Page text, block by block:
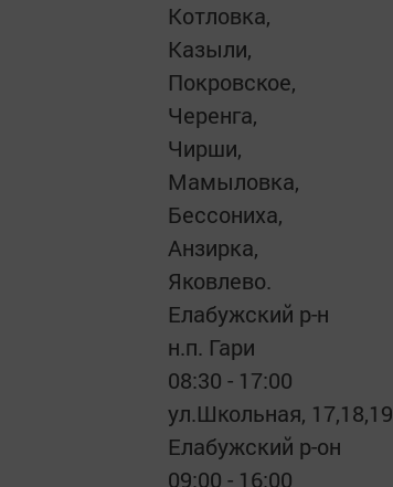
Котловка,
Казыли,
Покровское,
Черенга,
Чирши,
Мамыловка,
Бессониха,
Анзирка,
Яковлево.
Елабужский р-н
н.п. Гари
08:30 - 17:00
ул.Школьная, 17,18,19
Елабужский р-он
09:00 - 16:00